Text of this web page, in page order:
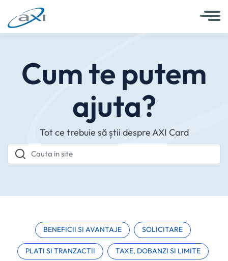
Cum te putem
ajuta?
Tot ce trebuie să știi despre AXI Card
BENEFICII SI AVANTAJE SOLICITARE
PLATI SI TRANZACTII TAXE, DOBANZI SI LIMITE